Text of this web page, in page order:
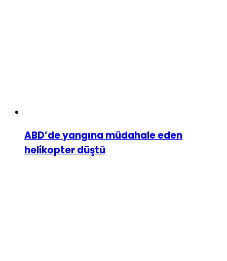
ABD’de yangına müdahale eden
helikopter düştü